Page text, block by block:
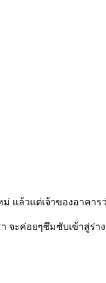
วเเต่เจ้าของอาคา
จะค่อยๆซึมซับเข้าสู่